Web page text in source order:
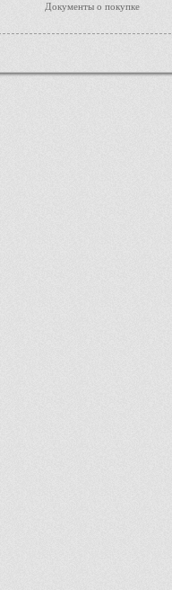
Документы о покупке